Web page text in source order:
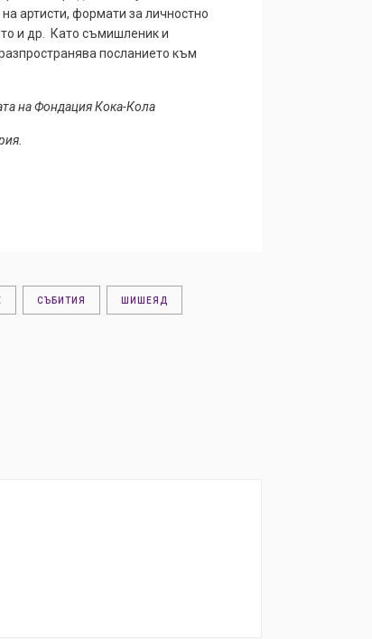
артисти, формати за личностно
и др. Като съмишленик и
посланието към
на Фондация Кока-Кола
СЪБИТИЯ ШИШЕЯД